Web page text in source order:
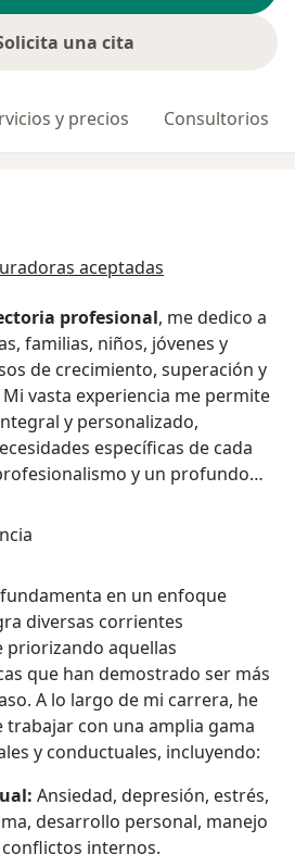
una cita
y precios Consultorios
aceptadas
profesional, me dedico a
familias, niños, jóvenes y
de crecimiento, superación y
vasta experiencia me permite
y personalizado,
específicas de cada
y un profundo
en un enfoque
diversas corrientes
priorizando aquellas
que han demostrado ser más
A lo largo de mi carrera, he
con una amplia gama
y conductuales, incluyendo:
Ansiedad, depresión, estrés,
desarrollo personal, manejo
internos.